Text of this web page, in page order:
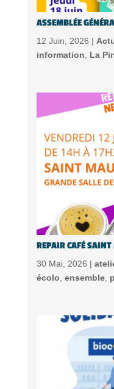
ASSEMBLÉE
12 Juin, 2026 |
information, La
REPAIR CAFÉ
30 Mai, 2026 |
écolo ensemble,